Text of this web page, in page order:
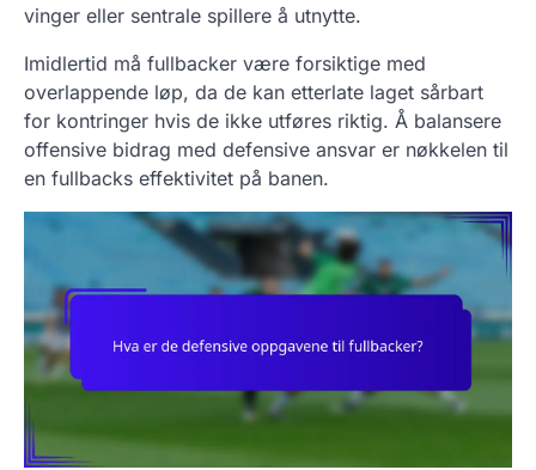
vinger eller sentrale spillere å utnytte.
Imidlertid må fullbacker være forsiktige med
overlappende løp, da de kan etterlate laget sårbart
for kontringer hvis de ikke utføres riktig. Å balansere
offensive bidrag med defensive ansvar er nøkkelen til
en fullbacks effektivitet på banen.